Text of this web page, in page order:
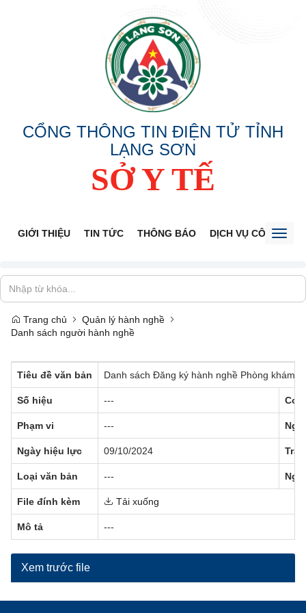
CỔNG THÔNG TIN ĐIỆN TỬ TỈNH
LẠNG SƠN
SỞ Y TẾ
GIỚI THIỆU TIN TỨC THÔNG BÁO DỊCH VỤ CÔNG
Trang chủ
Quản lý hành nghề
Danh sách người hành nghề
Tiêu đề văn bản Danh sách Đăng ký hành nghề Phòng khám
Số hiệu --- Cơ
Phạm vi ---
Ngày hiệu lực 09/10/2024
Loại văn bản ---
File đính kèm Tải xuống
Mô tả ---
Xem trước file